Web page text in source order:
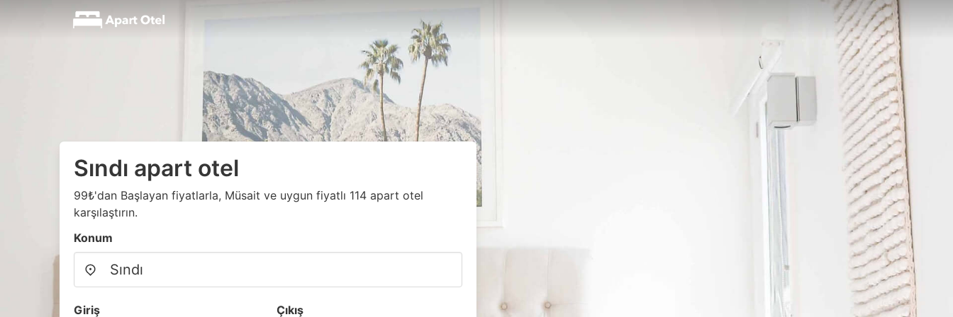
Sındı apart otel
99₺'dan Başlayan fiyatlarla, Müsait ve uygun fiyatlı 114 apart otel
karşılaştırın.
Konum
Giriş Çıkış